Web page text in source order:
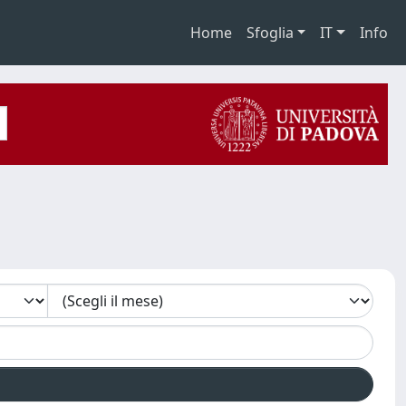
Home Sfoglia IT Info